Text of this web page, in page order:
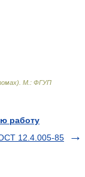
М.: ФГУП
работу
12.4.005-85